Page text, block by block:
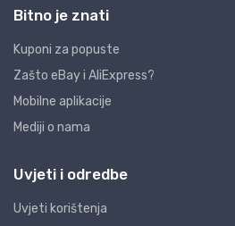
Bitno je znati
Kuponi za popuste
Zašto eBay i AliExpress?
Mobilne aplikacije
Mediji o nama
Uvjeti i odredbe
Uvjeti korištenja